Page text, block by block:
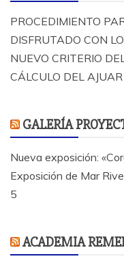
PROCEDIMIENTO
DISFRUTADO CON
NUEVO CRITERIO
CÁLCULO DEL AJUAR
GALERÍA
Nueva exposición:
Exposición de Mar
5
ACADEMIA